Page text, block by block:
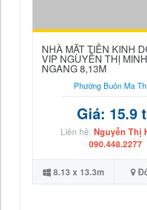
NHÀ MẶT TIỀN KINH
VIP NGUYỄN THỊ
NGANG 8,13M
Phường Buôn Ma
Giá: 15.9
Liên hệ: Nguyễn Thị
090.448.2277
8.13 x 13.3m